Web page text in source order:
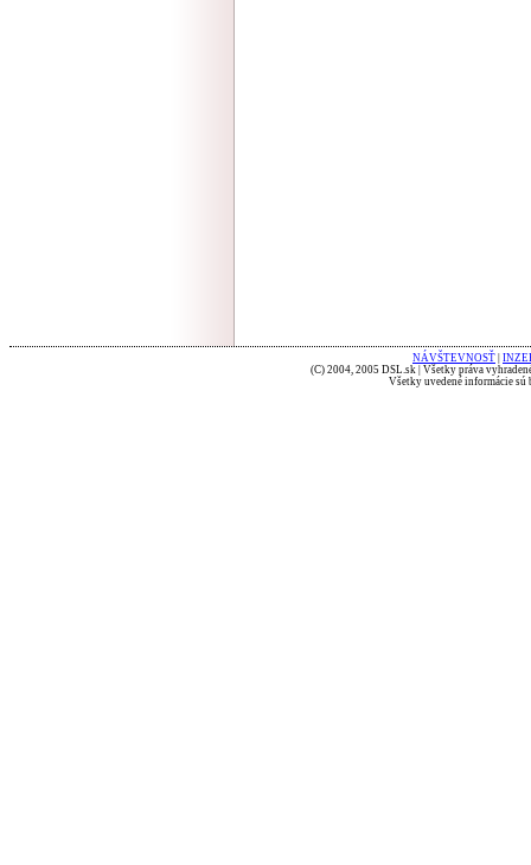
NÁVŠTEVNOSŤ
(C) 2004, 2005 DSL.sk | Všetky práva
Všetky uvedené informácie sú